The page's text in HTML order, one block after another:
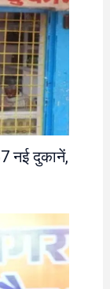
नई दुकानें,